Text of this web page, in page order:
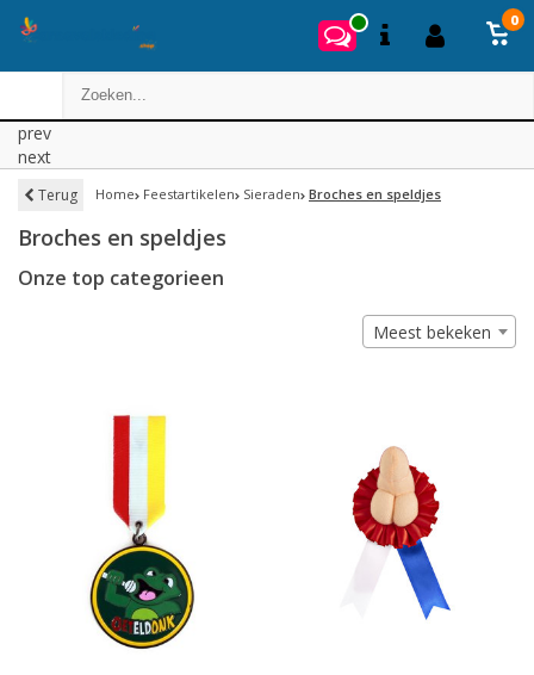
0
prev
next
Terug Home Feestartikelen Sieraden Broches en speldjes
Broches en speldjes
Onze top categorieen
Meest bekeken